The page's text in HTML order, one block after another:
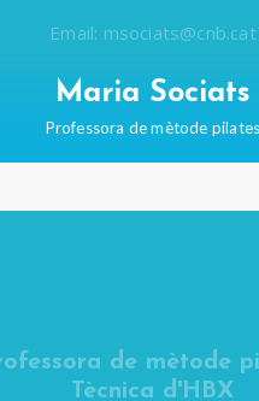
Maria Sociats
Professora de mètode pilates
Email: msociats@cnb.cat
de mètode
Tècnica d'HBX